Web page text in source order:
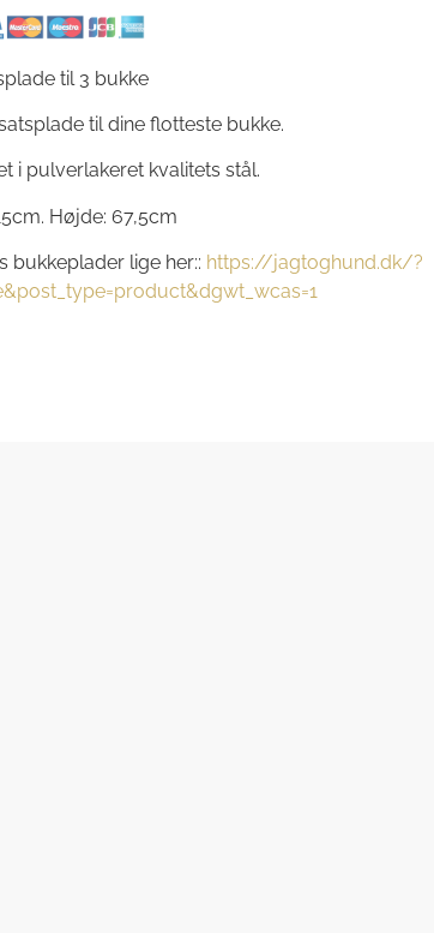
til 3 bukke
til dine flotteste bukke.
i pulverlakeret kvalitets stål.
Højde: 67,5cm
bukkeplader lige her:: https://jagtoghund.dk/?